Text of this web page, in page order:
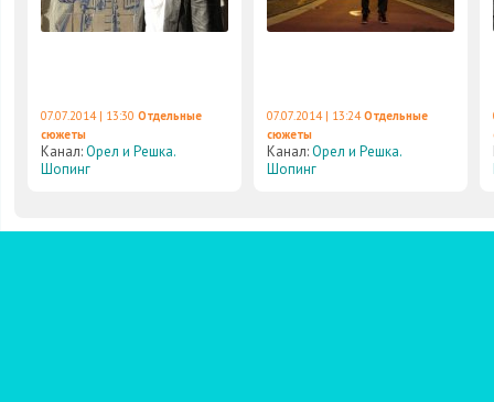
07.07.2014 | 13:30 Отдельные
сюжеты
Канал:Орел и Решка.
Шопинг
07.07.2014 | 13:24 Отдельные
сюжеты
Канал:Орел и Решка.
Шопинг